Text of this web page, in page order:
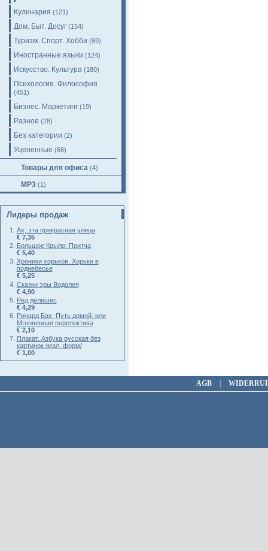
Кулинария (121)
Дом. Быт. Досуг (154)
Туризм. Спорт. Хобби (69)
Иностранные языки (124)
Искусство. Культура (180)
Психология. Философия
(451)
Бизнес. Маркетинг (19)
Разное (28)
Без категории (2)
Уцененные (66)
Товары для офиса (4)
MP3 (1)
Лидеры продаж
Ах, эта прекрасная улица
€ 7,35
Большое Крыло: Притча
€ 5,40
Хроники хорьков. Хорьки в
поднебесье
€ 5,25
Сказки эры Водолея
€ 4,90
Ред делишес
€ 4,29
Ричард Бах: Путь домой, или
Мгновенная перспектива
€ 2,10
Плакат. Азбука русская без
картинок /мал. форм/
€ 1,00
AGB